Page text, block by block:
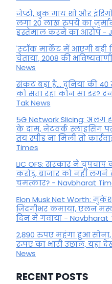
बुध गोचर 2023:
राशि में गोचर करेंगे
के लिए धनलाभ के
By February 1, 2023
जेप्टो, बुक माय शो और
लगा 20 लाख रुपये का
इस्तेमाल करने का आरोप -
'स्‍टॉक मार्केट में आएगी बड़ी
चेताया, 2008 की
News
संकट बड़ा है... दुनिया की 40
को सता रहा कौन सा डर?
Tak News
5G Network Slicing: अलग
के दाम, नेटवर्क स्लाइसिंग
तय स्पीड ना मिली तो
Times
LIC OFS: सरकार ने चुपचाप
करोड़, बाजार को नहीं लगने
चमत्कार? - Navbharat
Elon Musk Net Worth:
जिंदगीभर कमाया, एलन
दिन में गंवाया - Navbharat
2,890 रुपए महंगा हुआ सोना,
रुपए का भारी उछाल, यहां
News
RECENT POSTS